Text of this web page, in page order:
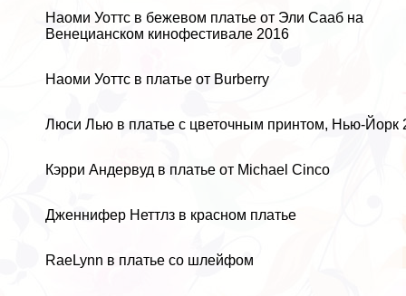
Наоми Уоттс в бежевом платье от Эли Сааб на
Венецианском кинофестивале 2016
Наоми Уоттс в платье от Burberry
Люси Лью в платье с цветочным принтом, Нью-Йорк
Кэрри Андервуд в платье от Michael Cinco
Дженнифер Неттлз в красном платье
RaeLynn в платье со шлейфом